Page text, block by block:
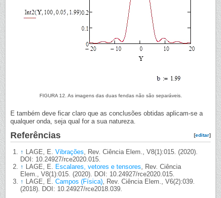
FIGURA 12. As imagens das duas fendas não são separáveis.
E também deve ficar claro que as conclusões obtidas aplicam-se a
qualquer onda, seja qual for a sua natureza.
[editar]
Referências
↑ LAGE, E. Vibrações , Rev. Ciência Elem., V8(1):015. (2020).
DOI: 10.24927/rce2020.015.
↑
LAGE, E. Escalares, vetores e tensores , Rev. Ciência
Elem., V8(1):015. (2020). DOI: 10.24927/rce2020.015.
↑
LAGE, E. Campos (Física) , Rev. Ciência Elem., V6(2):039.
(2018). DOI: 10.24927/rce2018.039.